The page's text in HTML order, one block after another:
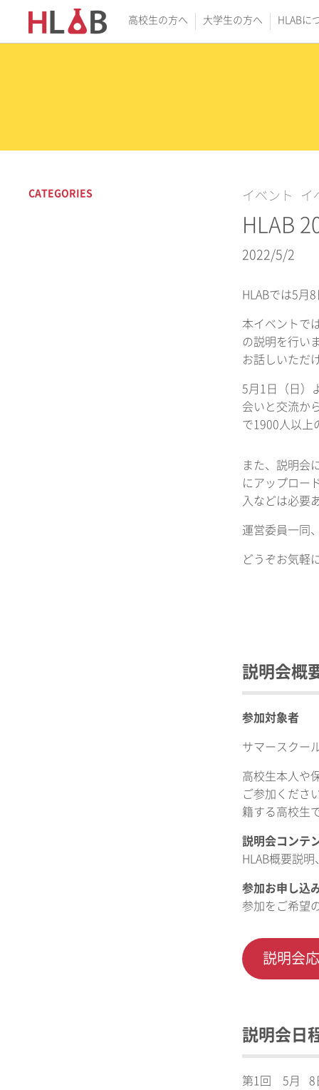
高校生の方へ 大学生の方へ HLABに
イベント イ
HLAB
2022/5/2
HLABでは5月
本イベントで
の説明を行い
お話しいただ
5月1日（日）
会いと交流か
で1900人以上
また、説明会
にアップロー
入などは必要
運営委員一同
どうぞお気軽
説明会概
参加対象者
サマースクー
高校生本人や
ご参加くださ
籍する高校生
説明会コンテ
HLAB概要説
参加お申し込
参加をご希望
説明会
説明会日
第1回 5月 8
CATEGORIES